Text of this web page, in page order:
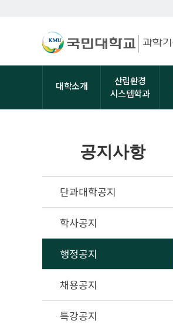
대학소개
산림환경
시스템학과
공지사항
단과대학공지
학사공지
행정공지
채용공지
특강공지